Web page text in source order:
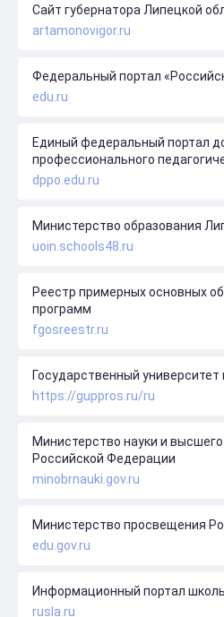
Сайт губернатора Липецкой
artamonovigor.ru
Федеральный портал
edu.ru
Единый федеральный портал
профессионального
dppo.edu.ru
Министерство образования
uoin.schools48.ru
Реестр примерных основных
программ
fgosreestr.ru
Государственный
https://guppros.ru/ru
Министерство науки и
Российской Федерации
minobrnauki.gov.ru
Министерство просвещения
edu.gov.ru
Информационный портал
rusla.ru